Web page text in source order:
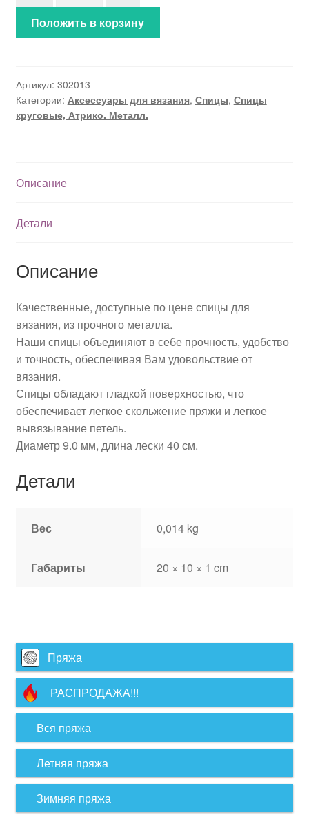
Положить в корзину
Артикул: 302013
Категории: Аксессуары для вязания, Спицы, Спицы
круговые, Атрико. Металл.
Описание
Детали
Описание
Качественные, доступные по цене спицы для
вязания, из прочного металла.
Наши спицы объединяют в себе прочность, удобство
и точность, обеспечивая Вам удовольствие от
вязания.
Спицы обладают гладкой поверхностью, что
обеспечивает легкое скольжение пряжи и легкое
вывязывание петель.
Диаметр 9.0 мм, длина лески 40 см.
Детали
Вес 0,014 kg
Габариты 20 × 10 × 1 cm
Пряжа
РАСПРОДАЖА!!!
Вся пряжа
Летняя пряжа
Зимняя пряжа